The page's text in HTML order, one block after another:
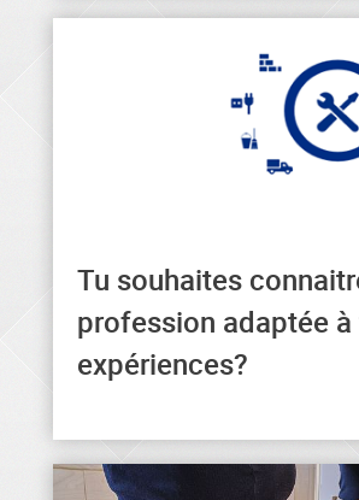
Tu souhaites
profession adaptée
expériences?
Tu trouveras ici la
qui